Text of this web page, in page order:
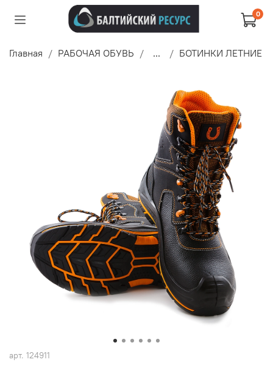
0
Главная РАБОЧАЯ ОБУВЬ ... БОТИНКИ ЛЕТНИЕ
арт. 124911